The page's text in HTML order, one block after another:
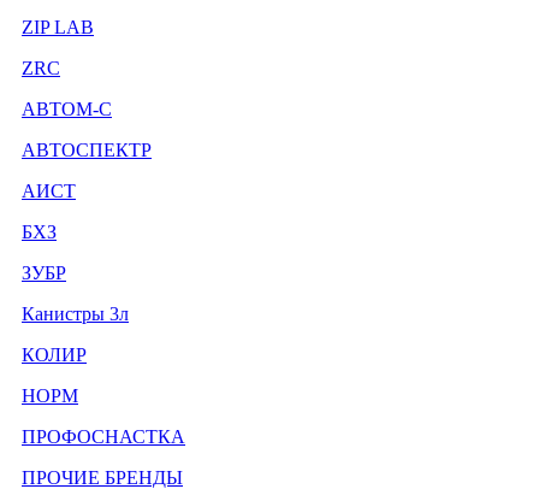
ZIP LAB
ZRC
АВТОМ-С
АВТОСПЕКТР
АИСТ
БХЗ
ЗУБР
Канистры 3л
КОЛИР
НОРМ
ПРОФОСНАСТКА
ПРОЧИЕ БРЕНДЫ